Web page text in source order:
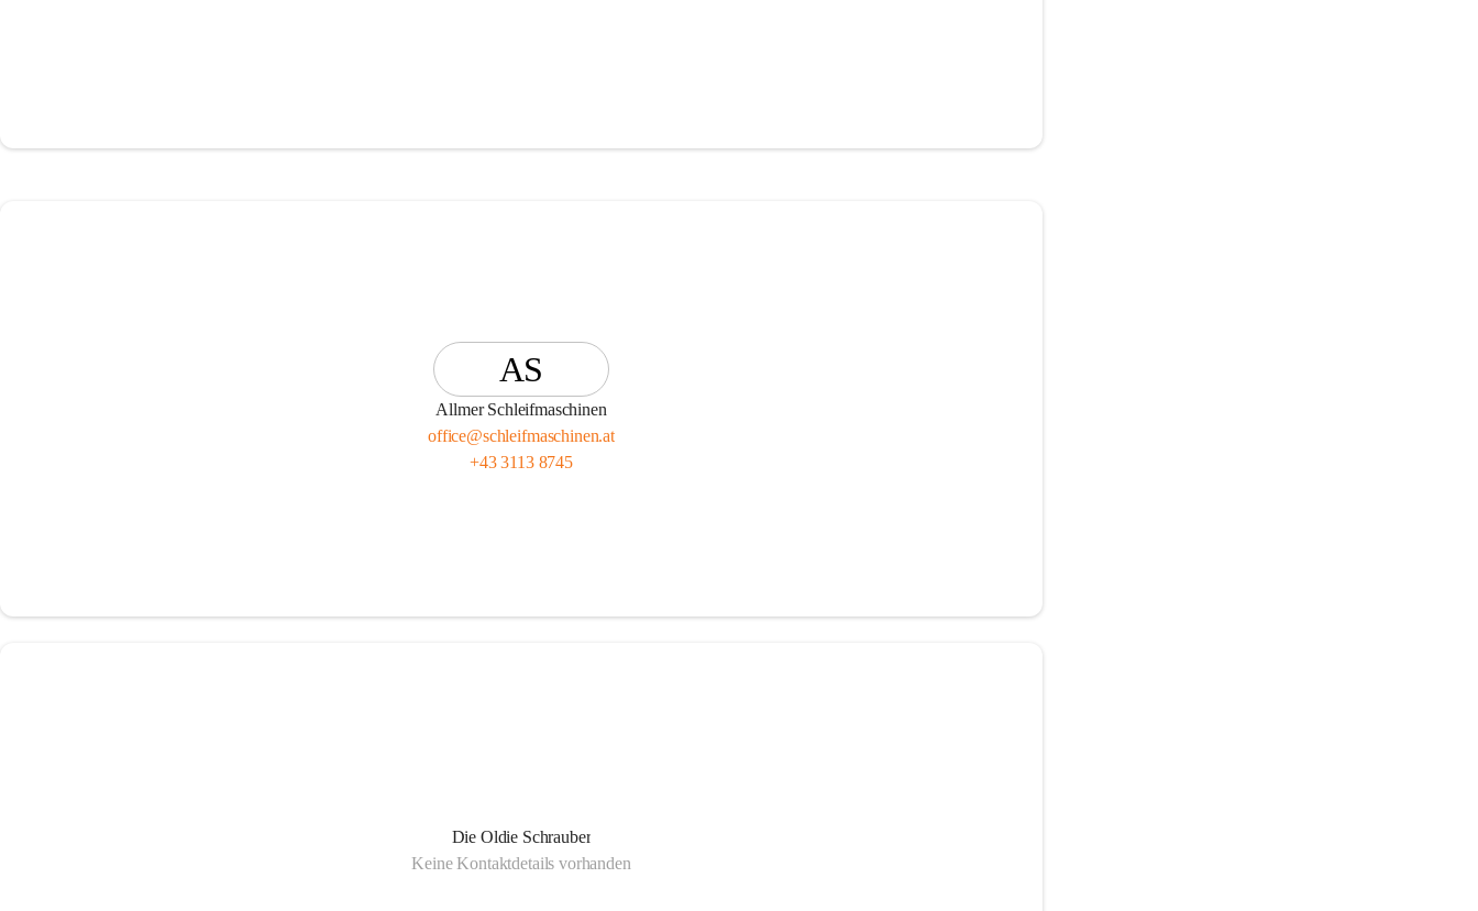
AS
Allmer Schleifmaschinen
office@schleifmaschinen.at
+43 3113 8745
Die Oldie Schrauber
Keine Kontaktdetails vorhanden